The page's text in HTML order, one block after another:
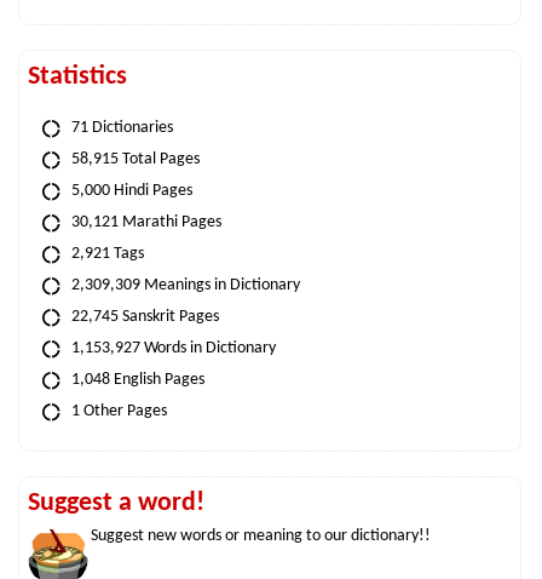
Statistics
71 Dictionaries
58,915 Total Pages
5,000 Hindi Pages
30,121 Marathi Pages
2,921 Tags
2,309,309 Meanings in Dictionary
22,745 Sanskrit Pages
1,153,927 Words in Dictionary
1,048 English Pages
1 Other Pages
Suggest a word!
Suggest new words or meaning to our dictionary!!